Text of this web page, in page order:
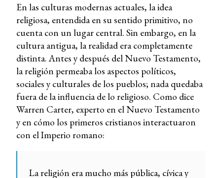
En las culturas modernas actuales, la idea
religiosa, entendida en su sentido primitivo, no
cuenta con un lugar central. Sin embargo, en la
cultura antigua, la realidad era completamente
distinta. Antes y después del Nuevo Testamento,
la religión permeaba los aspectos políticos,
sociales y culturales de los pueblos; nada quedaba
fuera de la influencia de lo religioso. Como dice
Warren Carter, experto en el Nuevo Testamento
y en cómo los primeros cristianos interactuaron
con el Imperio romano:
La religión era mucho más pública, cívica y